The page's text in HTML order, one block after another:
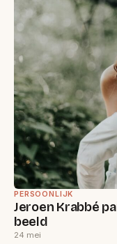
PERSOONLIJK
Jeroen Krabbé
beeld
24 mei